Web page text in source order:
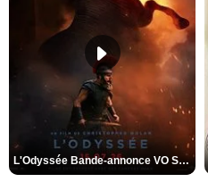
L'Odyssée Bande-annonce VO STFR